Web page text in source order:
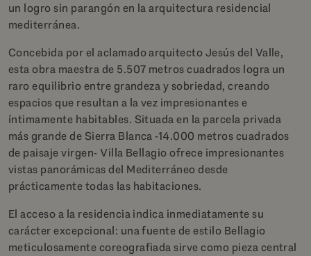
un logro sin parangón en la arquitectura residencial
mediterránea.
Concebida por el aclamado arquitecto Jesús del Valle,
esta obra maestra de 5.507 metros cuadrados logra un
raro equilibrio entre grandeza y sobriedad, creando
espacios que resultan a la vez impresionantes e
íntimamente habitables. Situada en la parcela privada
más grande de Sierra Blanca -14.000 metros cuadrados
de paisaje virgen- Villa Bellagio ofrece impresionantes
vistas panorámicas del Mediterráneo desde
prácticamente todas las habitaciones.
El acceso a la residencia indica inmediatamente su
carácter excepcional: una fuente de estilo Bellagio
meticulosamente coreografiada sirve como pieza central